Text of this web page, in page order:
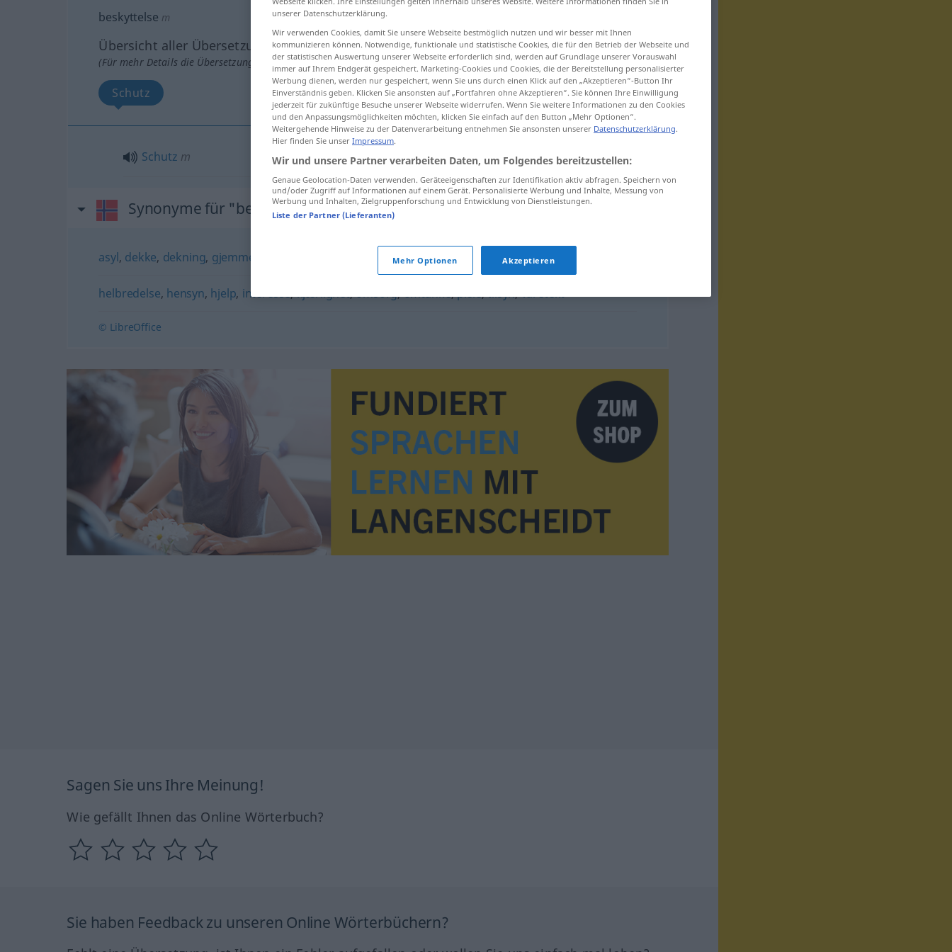
beskyttelse m
Übersicht aller Übersetzungen
(Für mehr Details die Übersetzung anklicken/antippen)
Schutz
Schutz m beskyttelse
Synonyme für "beskyttelse"
asyl, dekke, dekning, gjemmested ,vern
helbredelse, hensyn, hjelp, interesse,kjærlighet,omsorg,omtanke,pleie,tilsyn,varetekt
© LibreOffice
Sagen Sie uns Ihre Meinung!
Wie gefällt Ihnen das Online Wörterbuch?
Sie haben Feedback zu unseren Online Wörterbüchern?
unserer Datenschutzerklärung.
Wir verwenden Cookies, damit Sie unsere Webseite bestmöglich nutzen und wir besser mit Ihnen
kommunizieren können. Notwendige, funktionale und statistische Cookies, die für den Betrieb der Webseite und
der statistischen Auswertung unserer Webseite erforderlich sind, werden auf Grundlage unserer Vorauswahl
immer auf Ihrem Endgerät gespeichert. Marketing-Cookies und Cookies, die der Bereitstellung personalisierter
Werbung dienen, werden nur gespeichert, wenn Sie uns durch einen Klick auf den „Akzeptieren“-Button Ihr
Einverständnis geben. Klicken Sie ansonsten auf „Fortfahren ohne Akzeptieren“. Sie können Ihre Einwilligung
jederzeit für zukünftige Besuche unserer Webseite widerrufen. Wenn Sie weitere Informationen zu den Cookies
und den Anpassungsmöglichkeiten möchten, klicken Sie einfach auf den Button „Mehr Optionen“.
Weitergehende Hinweise zu der Datenverarbeitung entnehmen Sie ansonsten unserer Datenschutzerklärung.
Hier finden Sie unser Impressum.
Wir und unsere Partner verarbeiten Daten, um Folgendes bereitzustellen:
Genaue Geolocation-Daten verwenden. Geräteeigenschaften zur Identifikation aktiv abfragen. Speichern von
und/oder Zugriff auf Informationen auf einem Gerät. Personalisierte Werbung und Inhalte, Messung von
Werbung und Inhalten, Zielgruppenforschung und Entwicklung von Dienstleistungen.
Liste der Partner (Lieferanten)
Mehr Optionen Akzeptieren